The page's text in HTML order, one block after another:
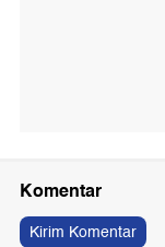
Komentar
Kirim Komentar